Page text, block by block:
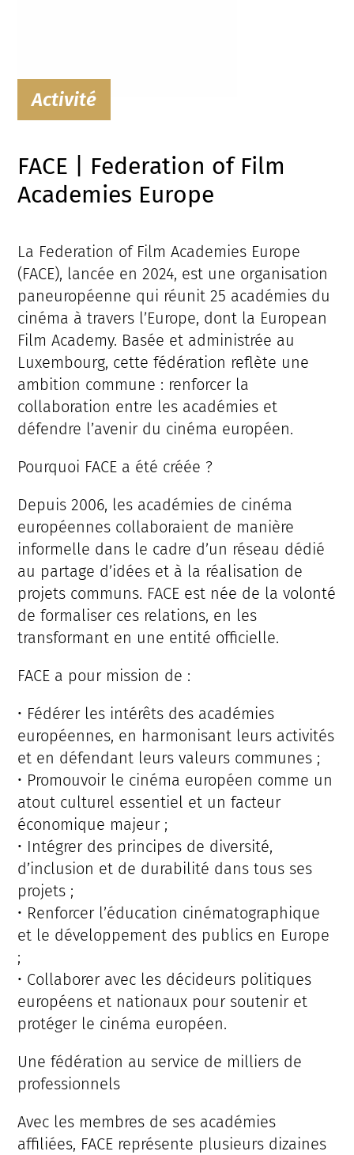
Activité
FACE | Federation of Film
Academies Europe
La Federation of Film Academies Europe
(FACE), lancée en 2024, est une organisation
paneuropéenne qui réunit 25 académies du
cinéma à travers l’Europe, dont la European
Film Academy. Basée et administrée au
Luxembourg, cette fédération reflète une
ambition commune : renforcer la
collaboration entre les académies et
défendre l’avenir du cinéma européen.
Pourquoi FACE a été créée ?
Depuis 2006, les académies de cinéma
européennes collaboraient de manière
informelle dans le cadre d’un réseau dédié
au partage d’idées et à la réalisation de
projets communs. FACE est née de la volonté
de formaliser ces relations, en les
transformant en une entité officielle.
FACE a pour mission de :
• Fédérer les intérêts des académies
européennes, en harmonisant leurs activités
et en défendant leurs valeurs communes ;
• Promouvoir le cinéma européen comme un
atout culturel essentiel et un facteur
économique majeur ;
• Intégrer des principes de diversité,
d’inclusion et de durabilité dans tous ses
projets ;
• Renforcer l’éducation cinématographique
et le développement des publics en Europe
;
• Collaborer avec les décideurs politiques
européens et nationaux pour soutenir et
protéger le cinéma européen.
Une fédération au service de milliers de
professionnels
Avec les membres de ses académies
affiliées, FACE représente plusieurs dizaines